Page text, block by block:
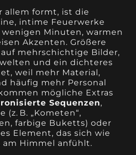
allem formt, ist die
intime Feuerwerke
Minuten, warmen
Akzenten. Größere
mehrschichtige Bilder,
und ein dichteres
weil mehr Material,
häufig mehr Personal
mögliche Extras
Sequenzen,
(z. B. „Kometen“,
farbige Buketts) oder
Element, das sich wie
Himmel anfühlt.